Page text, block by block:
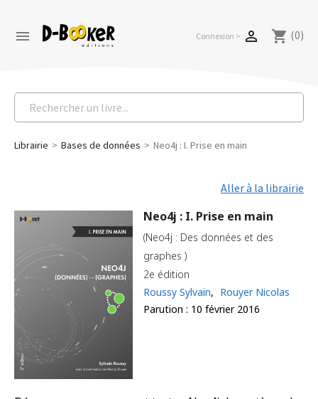
 Connexion >  shopping_cart (0)
Librairie Bases de données Neo4j : I. Prise en main
Aller à la librairie
Neo4j : I. Prise en main
(Neo4j : Des données et des
graphes )
2e édition
Roussy Sylvain, Rouyer Nicolas
Parution : 10 février 2016